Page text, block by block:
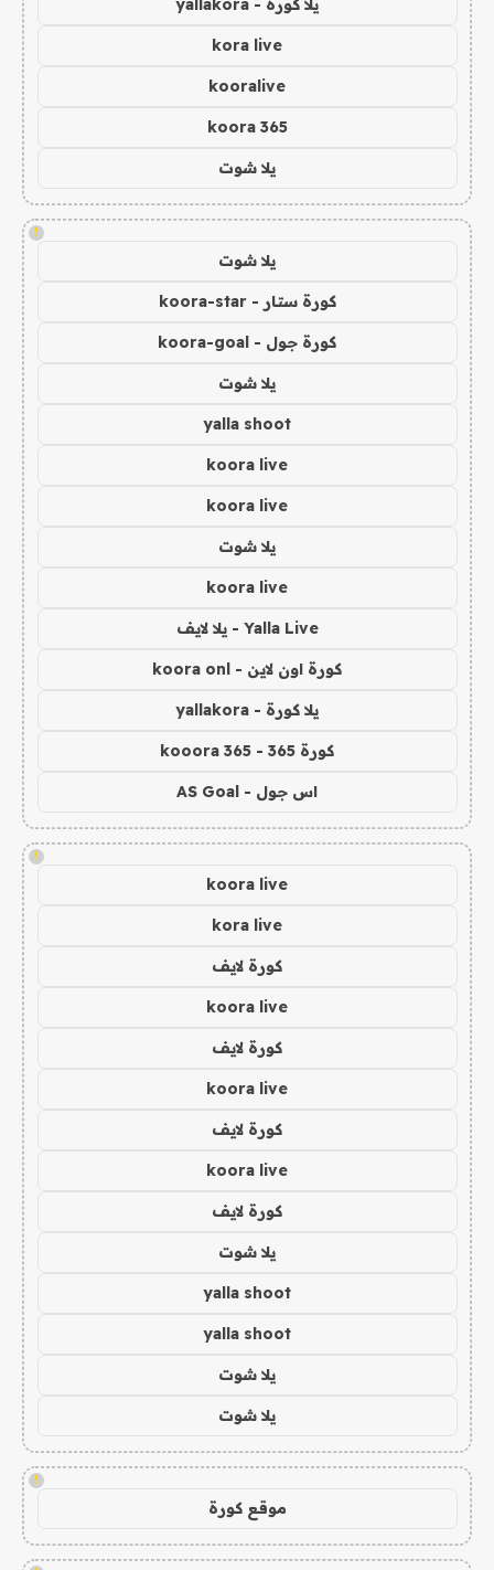
يلا كورة - yallakora
kora live
kooralive
koora 365
يلا شوت
!
يلا شوت
كورة ستار - koora-star
كورة جول - koora-goal
يلا شوت
yalla shoot
koora live
koora live
يلا شوت
koora live
Yalla Live - يلا لايف
كورة اون لاين - koora onl
يلا كورة - yallakora
كورة 365 - kooora 365
اس جول - AS Goal
!
koora live
kora live
كورة لايف
koora live
كورة لايف
koora live
كورة لايف
koora live
كورة لايف
يلا شوت
yalla shoot
yalla shoot
يلا شوت
يلا شوت
!
موقع كورة